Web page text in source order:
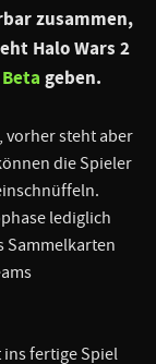
zusammen,
Halo Wars 2
Beta geben.
vorher steht aber
die Spieler
lediglich
Sammelkarten
fertige Spiel